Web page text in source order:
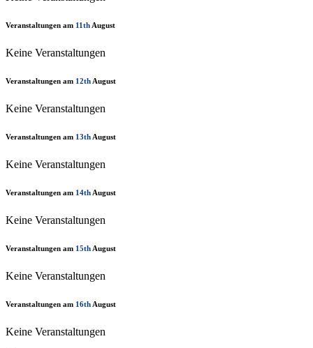
Veranstaltungen am 11th August
Keine Veranstaltungen
Veranstaltungen am 12th August
Keine Veranstaltungen
Veranstaltungen am 13th August
Keine Veranstaltungen
Veranstaltungen am 14th August
Keine Veranstaltungen
Veranstaltungen am 15th August
Keine Veranstaltungen
Veranstaltungen am 16th August
Keine Veranstaltungen